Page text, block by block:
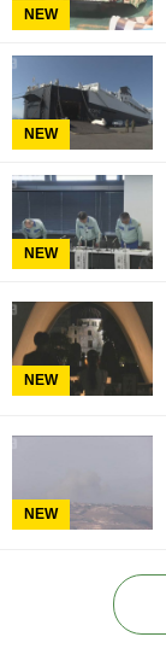
NEW
NEW
NEW
NEW
NEW